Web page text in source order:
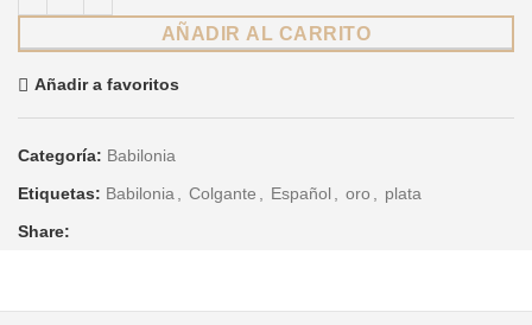
AÑADIR AL CARRITO
Añadir a favoritos
Categoría: Babilonia
Etiquetas: Babilonia Colgante Español oro
plata
Share: